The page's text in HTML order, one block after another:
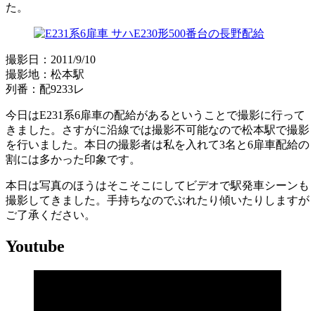
た。
撮影日：2011/9/10
撮影地：松本駅
列番：配9233レ
今日はE231系6扉車の配給があるということで撮影に行って
きました。さすがに沿線では撮影不可能なので松本駅で撮影
を行いました。本日の撮影者は私を入れて3名と6扉車配給の
割には多かった印象です。
本日は写真のほうはそこそこにしてビデオで駅発車シーンも
撮影してきました。手持ちなのでぶれたり傾いたりしますが
ご了承ください。
Youtube